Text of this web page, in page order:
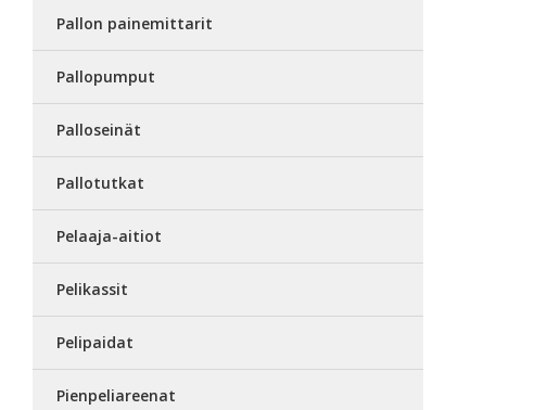
Pallon painemittarit
Pallopumput
Palloseinät
Pallotutkat
Pelaaja-aitiot
Pelikassit
Pelipaidat
Pienpeliareenat